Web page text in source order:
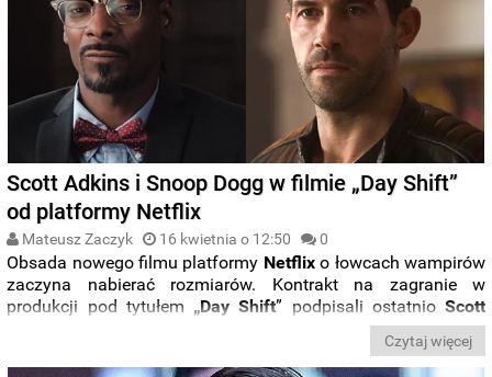
Scott Adkins i Snoop Dogg w filmie „Day Shift”
od platformy Netflix
Mateusz Zaczyk 16 kwietnia o 12:50 0
Obsada nowego filmu platformy Netflixo łowcach wampirów
zaczyna nabierać rozmiarów. Kontrakt na zagranie w
produkcji pod tytułem „Day Shift” podpisali ostatnioScott
Czytaj więcej